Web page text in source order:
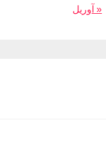
« آوریل